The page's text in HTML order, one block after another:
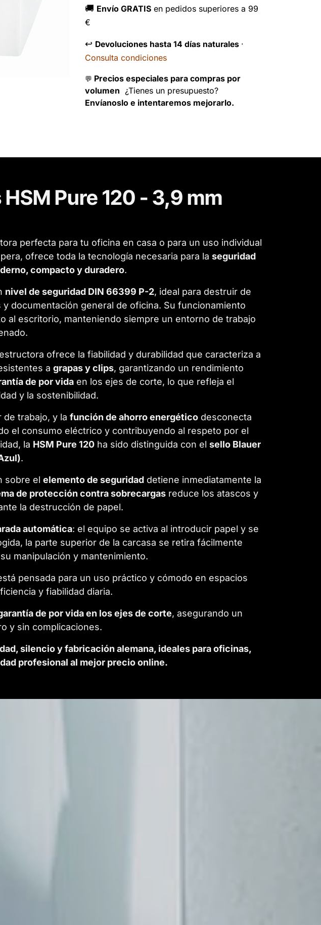
🚚 Envío GRATIS en pedidos superiores a 99
€
↩️ Devoluciones hasta 14 días naturales ·
Consulta condiciones
💬 Precios especiales para compras por
volumen ¿Tienes un presupuesto?
Envíanoslo e intentaremos mejorarlo.
Pure 120 - 3,9 mm
perfecta para tu oficina en casa o para un uso individual
ofrece toda la tecnología necesaria para la seguridad
compacto y duradero.
nivel de seguridad DIN 66399 P-2, ideal para destruir de
documentación general de oficina. Su funcionamiento
al escritorio, manteniendo siempre un entorno de trabajo
ofrece la fiabilidad y durabilidad que caracteriza a
a grapas y clips, garantizando un rendimiento
de por vida en los ejes de corte, lo que refleja el
y la sostenibilidad.
de trabajo, y la función de ahorro energético desconecta
el consumo eléctrico y contribuyendo al respeto por el
la HSM Pure 120 ha sido distinguida con el sello Blauer
.
sobre el elemento de seguridad detiene inmediatamente la
de protección contra sobrecargasreduce los atascos y
la destrucción de papel.
automática: el equipo se activa al introducir papel y se
la parte superior de la carcasa se retira fácilmente
manipulación y mantenimiento.
pensada para un uso práctico y cómodo en espacios
y fiabilidad diaria.
de por vida en los ejes de corte, asegurando un
y sin complicaciones.
silencio y fabricación alemana, ideales para oficinas,
profesional al mejor precio online.